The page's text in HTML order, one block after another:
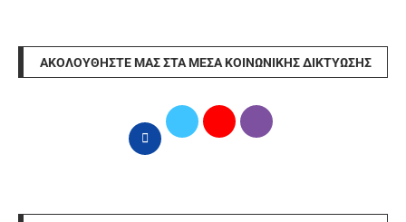
ΑΚΟΛΟΥΘΉΣΤΕ ΜΑΣ ΣΤΑ ΜΈΣΑ ΚΟΙΝΩΝΙΚΉΣ ΔΙΚΤΎΩΣΗΣ